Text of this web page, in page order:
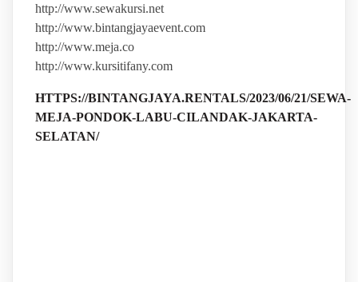
http://www.sewakursi.net
http://www.bintangjayaevent.com
http://www.meja.co
http://www.kursitifany.com
HTTPS://BINTANGJAYA.RENTALS/2023/06/21/SEWA-
MEJA-PONDOK-LABU-CILANDAK-JAKARTA-
SELATAN/